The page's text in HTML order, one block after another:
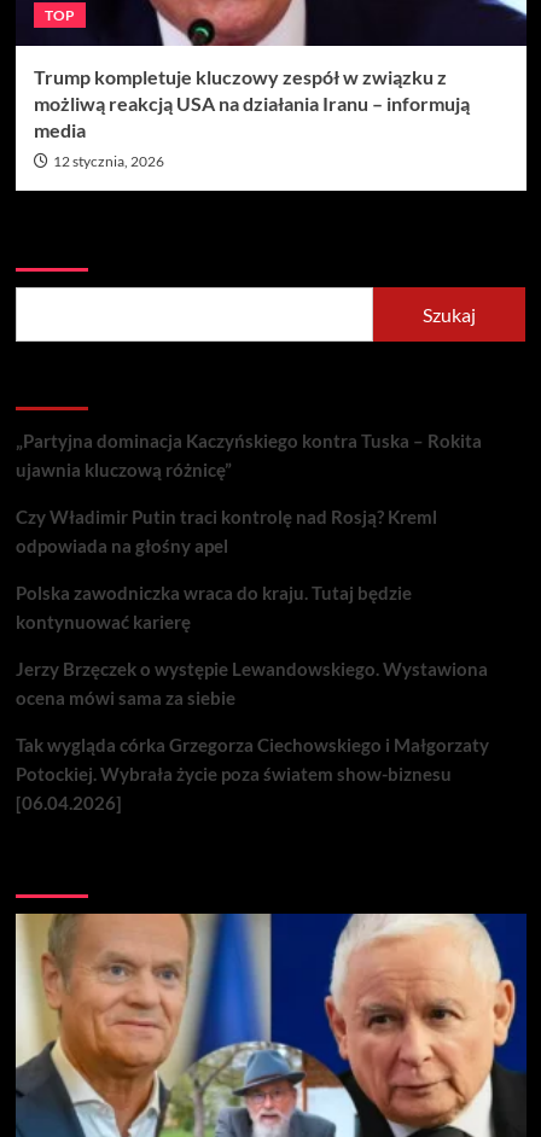
TOP
Trump kompletuje kluczowy zespół w związku z
możliwą reakcją USA na działania Iranu – informują
media
12 stycznia, 2026
Szukaj
„Partyjna dominacja Kaczyńskiego kontra Tuska – Rokita
ujawnia kluczową różnicę”
Czy Władimir Putin traci kontrolę nad Rosją? Kreml
odpowiada na głośny apel
Polska zawodniczka wraca do kraju. Tutaj będzie
kontynuować karierę
Jerzy Brzęczek o występie Lewandowskiego. Wystawiona
ocena mówi sama za siebie
Tak wygląda córka Grzegorza Ciechowskiego i Małgorzaty
Potockiej. Wybrała życie poza światem show-biznesu
[06.04.2026]